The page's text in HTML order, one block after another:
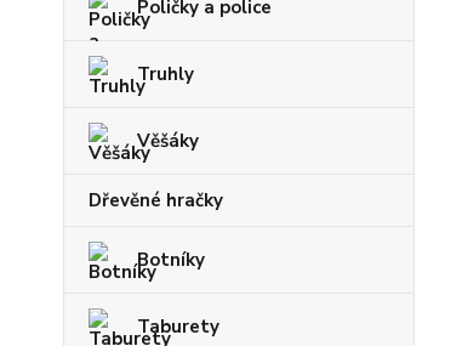
Poličky a police
Truhly
Věšáky
Dřevěné hračky
Botníky
Taburety